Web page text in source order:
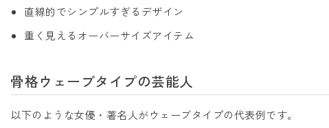
直線的でシンプルすぎるデザイン
重く見えるオーバーサイズアイテム
骨格ウェーブタイプの芸能人
以下のような女優・著名人がウェーブタイプの代表例です。